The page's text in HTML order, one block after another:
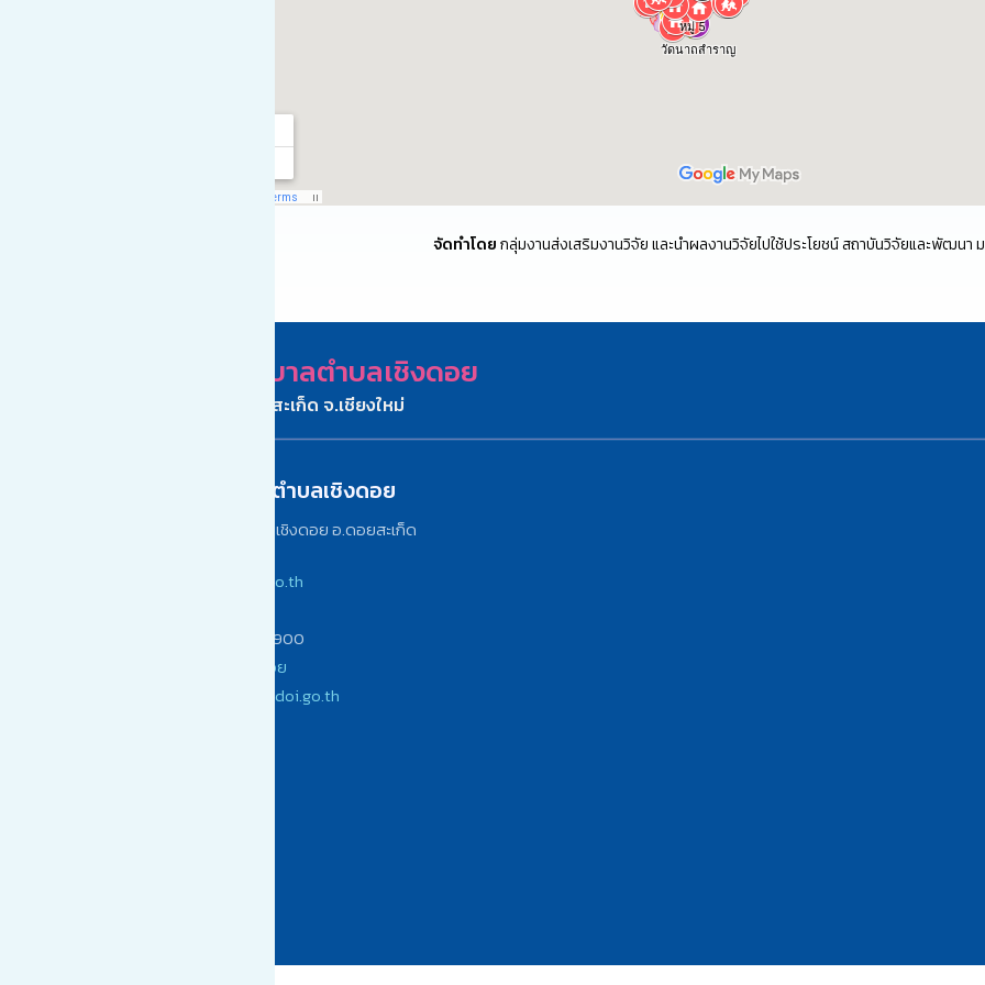
จัดทำโดยกลุ่มงานส่งเสริมงานวิจัย และนำผลงานวิจัยไปใช้ประโยชน์ สถาบันวิจัยและพัฒนา
เทศบาลตำบลเชิงดอย
อ.ดอยสะเก็ด จ.เชียงใหม่
ติดต่อเทศบาลตำบลเชิงดอย
เลขที่ 242/1 หมู่ 12 ต.เชิงดอย อ.ดอยสะเก็ด
www.choengdoi.go.th
โทรสาร (053) 104900
เทศบาลตำบลเชิงดอย
saraban@choengdoi.go.th